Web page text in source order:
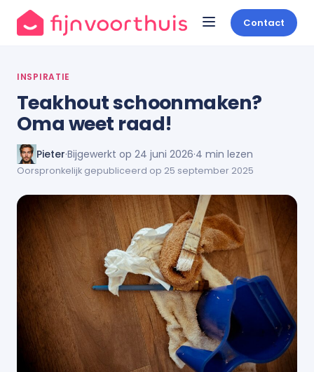
Contact
INSPIRATIE
Teakhout schoonmaken?
Oma weet raad!
Pieter·Bijgewerkt op 24 juni 2026·4 min lezen
Oorspronkelijk gepubliceerd op 25 september 2025